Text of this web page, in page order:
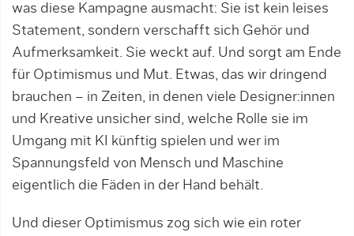
was diese Kampagne ausmacht: Sie ist kein leises
Statement, sondern verschafft sich Gehör und
Aufmerksamkeit. Sie weckt auf. Und sorgt am Ende
für Optimismus und Mut. Etwas, das wir dringend
brauchen – in Zeiten, in denen viele Designer:innen
und Kreative unsicher sind, welche Rolle sie im
Umgang mit KI künftig spielen und wer im
Spannungsfeld von Mensch und Maschine
eigentlich die Fäden in der Hand behält.
Und dieser Optimismus zog sich wie ein roter